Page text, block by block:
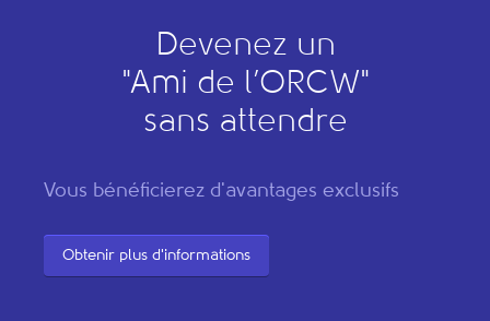
Devenez un
"Ami de l’ORCW"
sans attendre
Vous bénéficierez d'avantages exclusifs
Obtenir plus d'informations